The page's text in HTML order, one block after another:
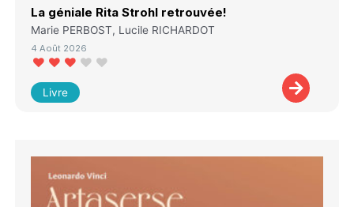
La géniale Rita Strohl retrouvée!
Marie PERBOST, Lucile RICHARDOT
4 Août 2026
Livre